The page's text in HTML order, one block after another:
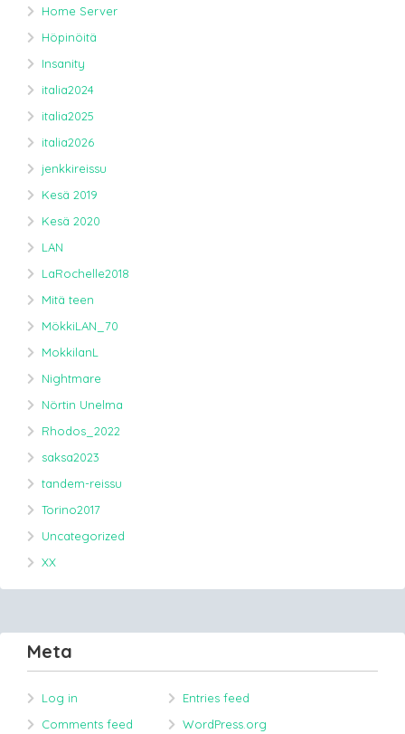
Home Server
Höpinöitä
Insanity
italia2024
italia2025
italia2026
jenkkireissu
Kesä 2019
Kesä 2020
LAN
LaRochelle2018
Mitä teen
MökkiLAN_70
MokkilanL
Nightmare
Nörtin Unelma
Rhodos_2022
saksa2023
tandem-reissu
Torino2017
Uncategorized
XX
Meta
Log in
Entries feed
Comments feed
WordPress.org